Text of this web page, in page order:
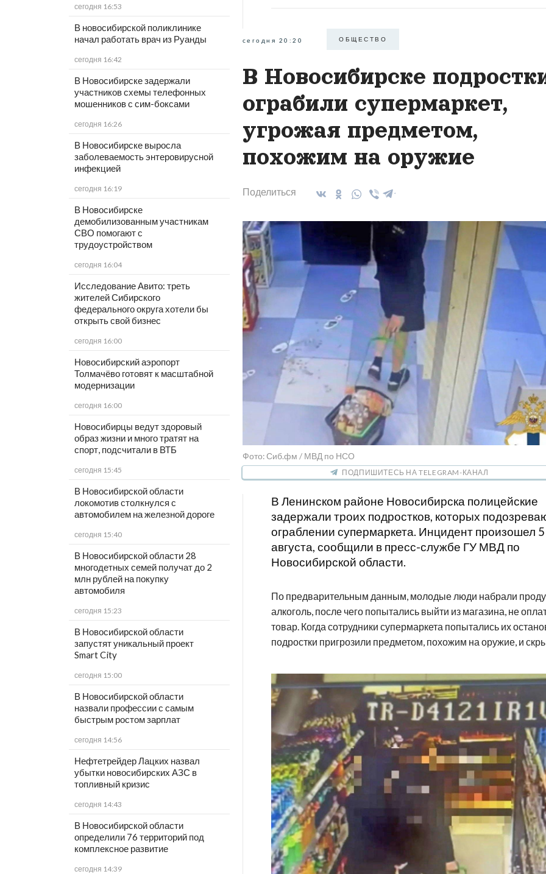
сегодня 16:53
В новосибирской поликлинике
начал работать врач из Руанды
сегодня 16:42
В Новосибирске задержали
участников схемы телефонных
мошенников с сим-боксами
сегодня 16:26
В Новосибирске выросла
заболеваемость энтеровирусной
инфекцией
сегодня 16:19
В Новосибирске
демобилизованным участникам
СВО помогают с
трудоустройством
сегодня 16:04
Исследование Авито: треть
жителей Сибирского
федерального округа хотели бы
открыть свой бизнес
сегодня 16:00
Новосибирский аэропорт
Толмачёво готовят к масштабной
модернизации
сегодня 16:00
Новосибирцы ведут здоровый
образ жизни и много тратят на
спорт, подсчитали в ВТБ
сегодня 15:45
В Новосибирской области
локомотив столкнулся с
автомобилем на железной дороге
сегодня 15:40
В Новосибирской области 28
многодетных семей получат до 2
млн рублей на покупку
автомобиля
сегодня 15:23
В Новосибирской области
запустят уникальный проект
Smart City
сегодня 15:00
В Новосибирской области
назвали профессии с самым
быстрым ростом зарплат
сегодня 14:56
Нефтетрейдер Лацких назвал
убытки новосибирских АЗС в
топливный кризис
сегодня 14:43
В Новосибирской области
определили 76 территорий под
комплексное развитие
сегодня 14:39
сегодня 20:20 ОБЩЕСТВО
В Новосибирске
ограбили супермаркет,
угрожая предметом,
похожим на оружие
Поделиться
Фото: Сиб.фм / МВД по НСО
ПОДПИШИТЕСЬ НА TELEGRAM-КАНАЛ
В Ленинском районе Новосибирска полицейские
задержали троих подростков, которых
ограблении супермаркета. Инцидент произошел 5
августа, сообщили в пресс-службе ГУ МВД по
Новосибирской области.
По предварительным данным, молодые люди набрали
алкоголь, после чего попытались выйти из магазина, не
товар. Когда сотрудники супермаркета попытались их
подростки пригрозили предметом, похожим на оружие, и